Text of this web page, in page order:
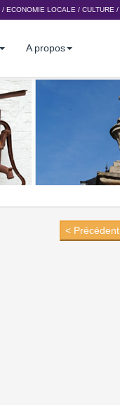
/ ECONOMIE LOCALE / CULTURE /
A propos
< Précédent